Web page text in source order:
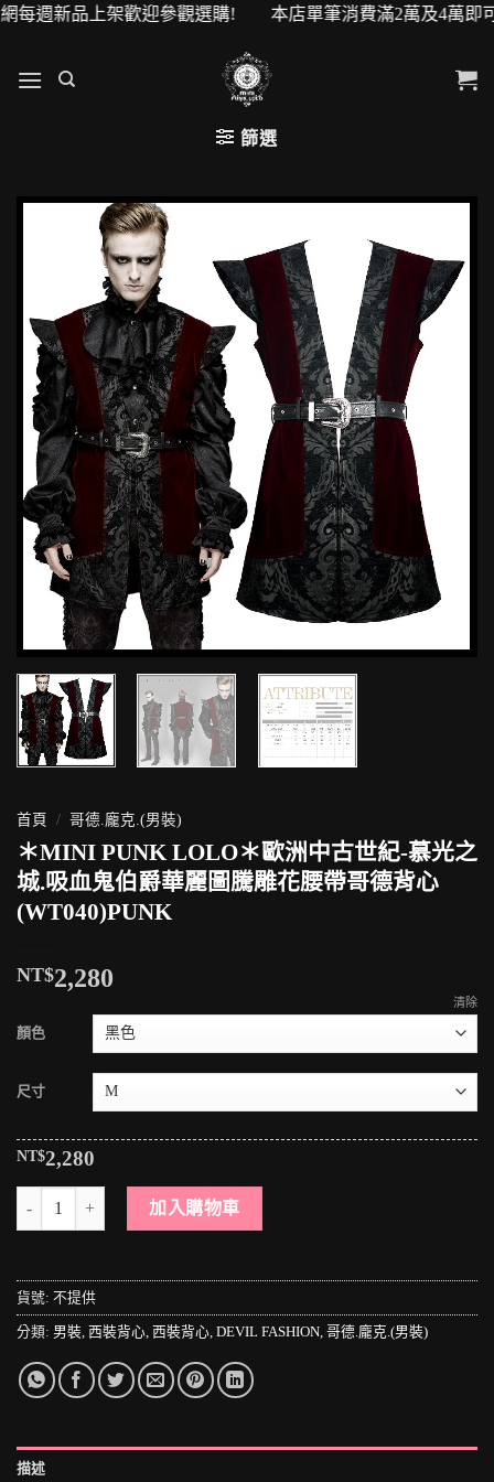
架歡迎參觀選購! 本店單筆消費滿2萬及4萬即可升級
篩選
首頁 / 哥德.龐克.(男裝)
＊MINI PUNK LOLO＊歐洲中古世紀-慕光之
城.吸血鬼伯爵華麗圖騰雕花腰帶哥德背心
(WT040)PUNK
NT$2,280
顏色
尺寸
清除
NT$2,280
＊MINI PUNK LOLO＊歐洲中古世紀-慕光之城.吸血鬼伯爵華麗圖騰
加入購物車
貨號: 不提供
分類: 男裝 西裝背心 西裝背心 DEVIL FASHION 哥德.龐克.(男裝)
描述